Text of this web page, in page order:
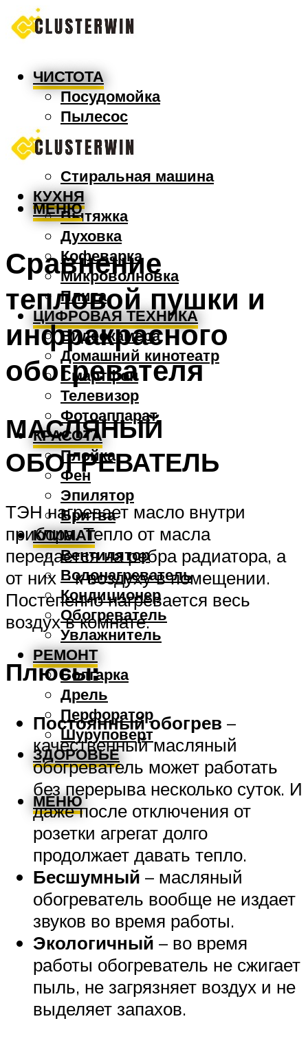
ЧИСТОТА
Посудомойка
Пылесос
Утюг
Швабра
Стиральная машина
КУХНЯ
Вытяжка
Духовка
Кофеварка
Микроволновка
Плита
ЦИФРОВАЯ ТЕХНИКА
Видеокамера
Домашний кинотеатр
Смартфон
Телевизор
Фотоаппарат
КРАСОТА
Плойка
Фен
Эпилятор
Бритва
КЛИМАТ
Вентилятор
Водонагреватель
Кондиционер
Обогреватель
Увлажнитель
РЕМОНТ
Болгарка
Дрель
Перфоратор
Шуруповерт
ЗДОРОВЬЕ
МЕНЮ
МЕНЮ
Сравнение
тепловой пушки и
инфракрасного
обогревателя
МАСЛЯНЫЙ
ОБОГРЕВАТЕЛЬ
ТЭН нагревает масло внутри
прибора. Тепло от масла
передается на ребра радиатора, а
от них – к воздуху в помещении.
Постепенно нагревается весь
воздух в комнате.
Плюсы:
Постоянный обогрев –
качественный масляный
обогреватель может работать
без перерыва несколько суток. И
даже после отключения от
розетки агрегат долго
продолжает давать тепло.
Бесшумный – масляный
обогреватель вообще не издает
звуков во время работы.
Экологичный – во время
работы обогреватель не сжигает
пыль, не загрязняет воздух и не
выделяет запахов.